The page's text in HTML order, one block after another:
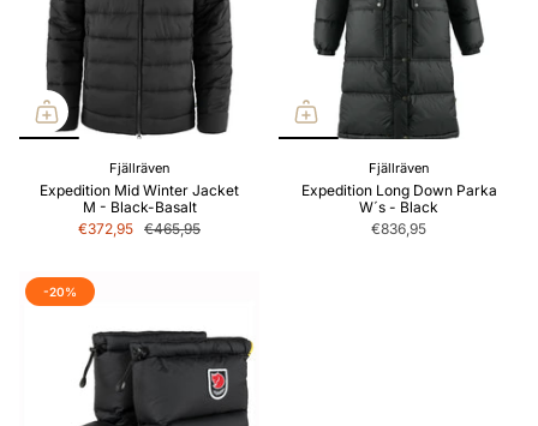
Fjällräven
Expedition Mid Winter Jacket
M - Black-Basalt
€372,95 €465,95
Fjällräven
Expedition Long Down Parka
W´s - Black
€836,95
-20%